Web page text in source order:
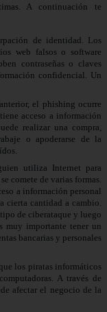
A continuación te
de identidad. Los
web falsos o software
contraseñas o claves
confidencial. Un
el phishing ocurre
acceso a información
realizar una compra,
o apoderarse de la
utiliza Internet para
comete de varias formas.
a información personal
cierta cantidad a cambio.
de ciberataque y luego
muy importante tener un
bancarias y personales
los piratas informáticos
A través de
afectar el negocio de la